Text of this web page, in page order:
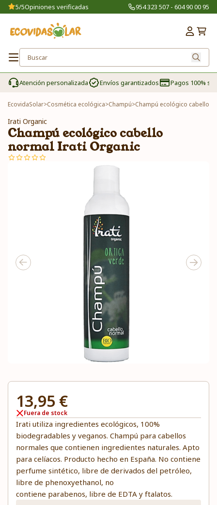
5/5Opiniones verificadas 954 323 507 - 604 90 00 95
Atención personalizada Envíos garantizados Pagos 100%
EcovidaSolar>Cosmética ecológica>Champú>Champú ecológico cabello
Irati Organic
Champú ecológico cabello
normal Irati Organic
13,95 €
Fuera de stock
Irati utiliza ingredientes ecológicos, 100%
biodegradables y veganos. Champú para cabellos
normales que contienen ingredientes naturales. Apto
para celíacos. Producto hecho en España. No contiene
perfume sintético, libre de derivados del petróleo,
libre de phenoxyethanol, no
contiene parabenos, libre de EDTA y ftalatos.